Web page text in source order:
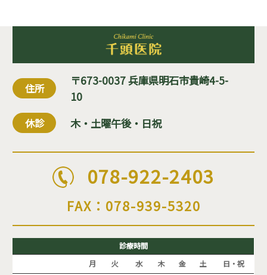
住所
〒673-0037 兵庫県明石市貴崎4-5-
10
休診 木・土曜午後・日祝
078-922-2403
FAX：078-939-5320
診療時間
月
火 水 木 金 土
日・祝